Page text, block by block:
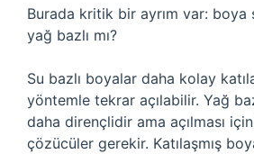
Burada kritik bir ayrım var: boya
yağ bazlı mı?
Su bazlı boyalar daha kolay
yöntemle tekrar açılabilir. Yağ
daha dirençlidir ama açılması
çözücüler gerekir. Katılaşmış